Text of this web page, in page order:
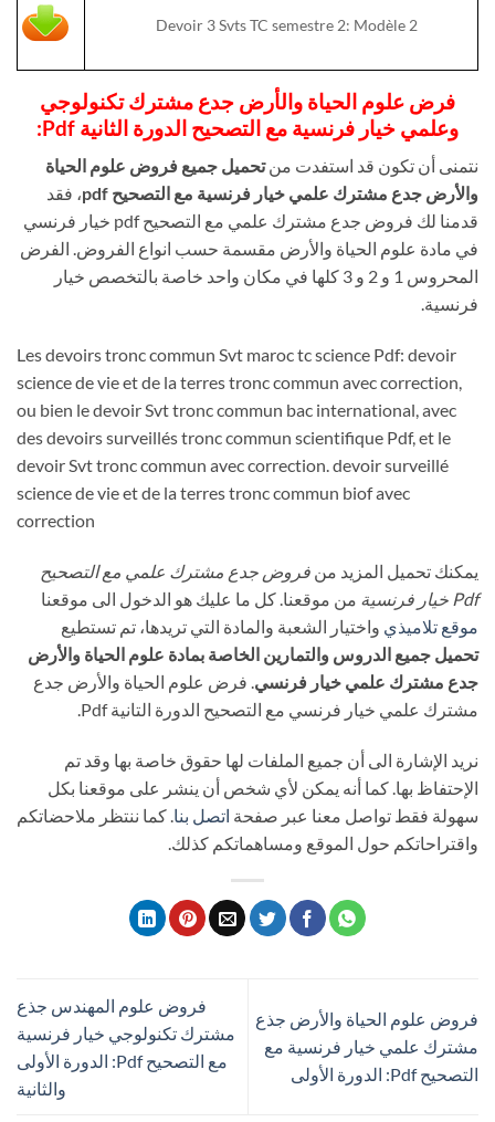
Devoir 3 Svts TC semestre 2: Modèle 2
فرض علوم الحياة والأرض جدع مشترك تكنولوجي
وعلمي خيار فرنسية مع التصحيح الدورة الثانية Pdf:
نتمنى أن تكون قد استفدت منتحميل جميع فروض علوم الحياة
والأرض جدع مشترك علمي خيار فرنسية مع التصحيح pdf
، فقد
قدمنا لك فروض جدع مشترك علمي مع التصحيح pdf خيار فرنسي
في مادة علوم الحياة والأرض مقسمة حسب انواع الفروض. الفرض
المحروس 1 و 2 و 3 كلها في مكان واحد خاصة بالتخصص خيار
فرنسية.
Les devoirs tronc commun Svt maroc tc science Pdf: devoir
science de vie et de la terres tronc commun avec correction,
ou bien le devoir Svt tronc commun bac international, avec
des devoirs surveillés tronc commun scientifique Pdf, et le
devoir Svt tronc commun avec correction. devoir surveillé
science de vie et de la terres tronc commun biof avec
correction
يمكنك تحميل المزيد من فروض جدع مشترك علمي مع التصحيح
Pdf خيار فرنسية
من موقعنا. كل ما عليك هو الدخول الى موقعنا
موقع تلاميذي واختيار الشعبة والمادة التي تريدها، تم تستطيع
تحميل جميع الدروس والتمارين الخاصة بمادة علوم الحياة والأرض
جدع مشترك علمي خيار فرنسي . فرض علوم الحياة والأرض جدع
مشترك علمي خيار فرنسي مع التصحيح الدورة التانية Pdf.
نريد الإشارة الى أن جميع الملفات لها حقوق خاصة بها وقد تم
الإحتفاظ بها. كما أنه يمكن لأي شخص أن ينشر على موقعنا بكل
سهولة فقط تواصل معنا عبر صفحة اتصل بنا . كما ننتظر ملاحضاتكم
واقتراحاتكم حول الموقع ومساهماتكم كذلك.
فروض علوم الحياة والأرض جذع
مشترك علمي خيار فرنسية مع
التصحيح Pdf: الدورة الأولى
فروض علوم المهندس جذع
مشترك تكنولوجي خيار فرنسية
مع التصحيح Pdf: الدورة الأولى
والثانية